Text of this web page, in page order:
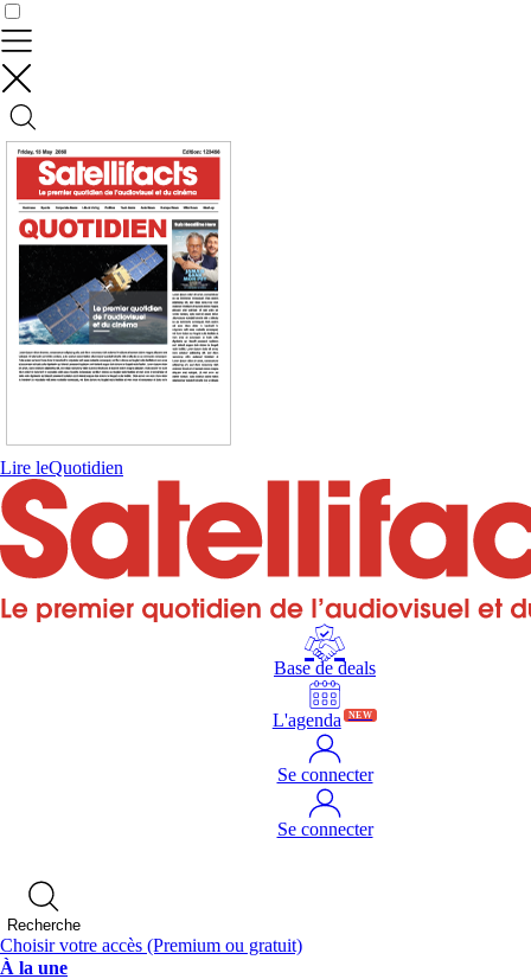
Lire leQuotidien
Base de deals
L'agenda NEW
Se connecter
Se connecter
Recherche
Choisir votre accès (Premium ou gratuit)
À la une
Contrôler vos données